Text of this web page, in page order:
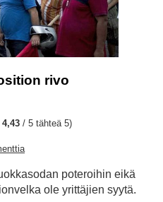
rivo
4,43 / 5 tähteä 5)
poteroihin eikä
ole yrittäjien syytä.